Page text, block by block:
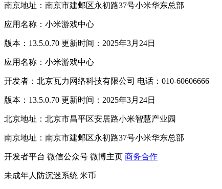
南京地址：南京市建邺区永初路37号小米华东总部
应用名称：小米游戏中心
版本：13.5.0.70 更新时间：2025年3月24日
应用名称：小米游戏中心
开发者：北京瓦力网络科技有限公司 电话：010-60606666
版本：13.5.0.70 更新时间：2025年3月24日
北京地址：北京市昌平区安居路小米智慧产业园
南京地址：南京市建邺区永初路37号小米华东总部
开发者平台 微信公众号 微博主页 商务合作
未成年人防沉迷系统 米币